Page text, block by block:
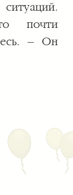
почти
– Он